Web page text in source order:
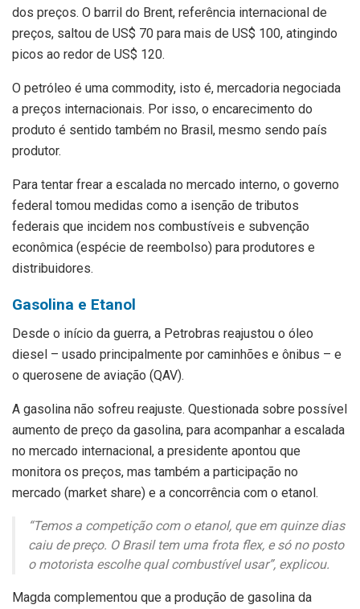
dos preços. O barril do Brent, referência internacional de
preços, saltou de US$ 70 para mais de US$ 100, atingindo
picos ao redor de US$ 120.
O petróleo é uma commodity, isto é, mercadoria negociada
a preços internacionais. Por isso, o encarecimento do
produto é sentido também no Brasil, mesmo sendo país
produtor.
Para tentar frear a escalada no mercado interno, o governo
federal tomou medidas como a isenção de tributos
federais que incidem nos combustíveis e subvenção
econômica (espécie de reembolso) para produtores e
distribuidores.
Gasolina e Etanol
Desde o início da guerra, a Petrobras reajustou o óleo
diesel – usado principalmente por caminhões e ônibus – e
o querosene de aviação (QAV).
A gasolina não sofreu reajuste. Questionada sobre possível
aumento de preço da gasolina, para acompanhar a escalada
no mercado internacional, a presidente apontou que
monitora os preços, mas também a participação no
mercado (market share) e a concorrência com o etanol.
“Temos a competição com o etanol, que em quinze dias
caiu de preço. O Brasil tem uma frota flex, e só no posto
o motorista escolhe qual combustível usar”, explicou.
Magda complementou que a produção de gasolina da